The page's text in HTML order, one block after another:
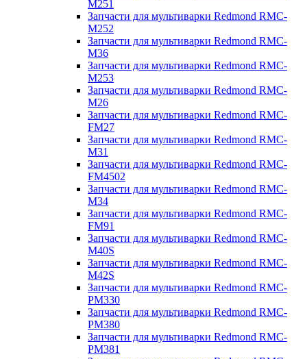
M251
Запчасти для мультиварки Redmond RMC-
M252
Запчасти для мультиварки Redmond RMC-
M36
Запчасти для мультиварки Redmond RMC-
M253
Запчасти для мультиварки Redmond RMC-
M26
Запчасти для мультиварки Redmond RMC-
FM27
Запчасти для мультиварки Redmond RMC-
M31
Запчасти для мультиварки Redmond RMC-
FM4502
Запчасти для мультиварки Redmond RMC-
M34
Запчасти для мультиварки Redmond RMC-
FM91
Запчасти для мультиварки Redmond RMC-
M40S
Запчасти для мультиварки Redmond RMC-
M42S
Запчасти для мультиварки Redmond RMC-
PM330
Запчасти для мультиварки Redmond RMC-
PM380
Запчасти для мультиварки Redmond RMC-
PM381